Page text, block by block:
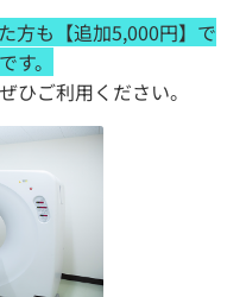
方も【追加5,000円】で
。
ひご利用ください。